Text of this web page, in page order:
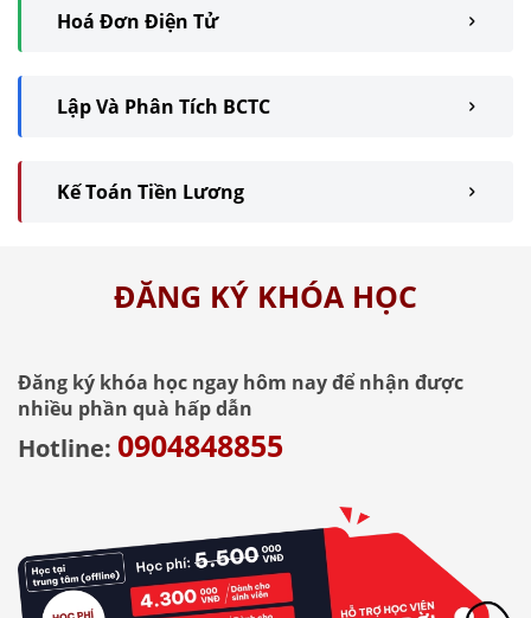
Hoá Đơn Điện Tử
Lập Và Phân Tích BCTC
Kế Toán Tiền Lương
ĐĂNG KÝ KHÓA HỌC
Đăng ký khóa học ngay hôm nay để nhận được
nhiều phần quà hấp dẫn
Hotline: 0904848855